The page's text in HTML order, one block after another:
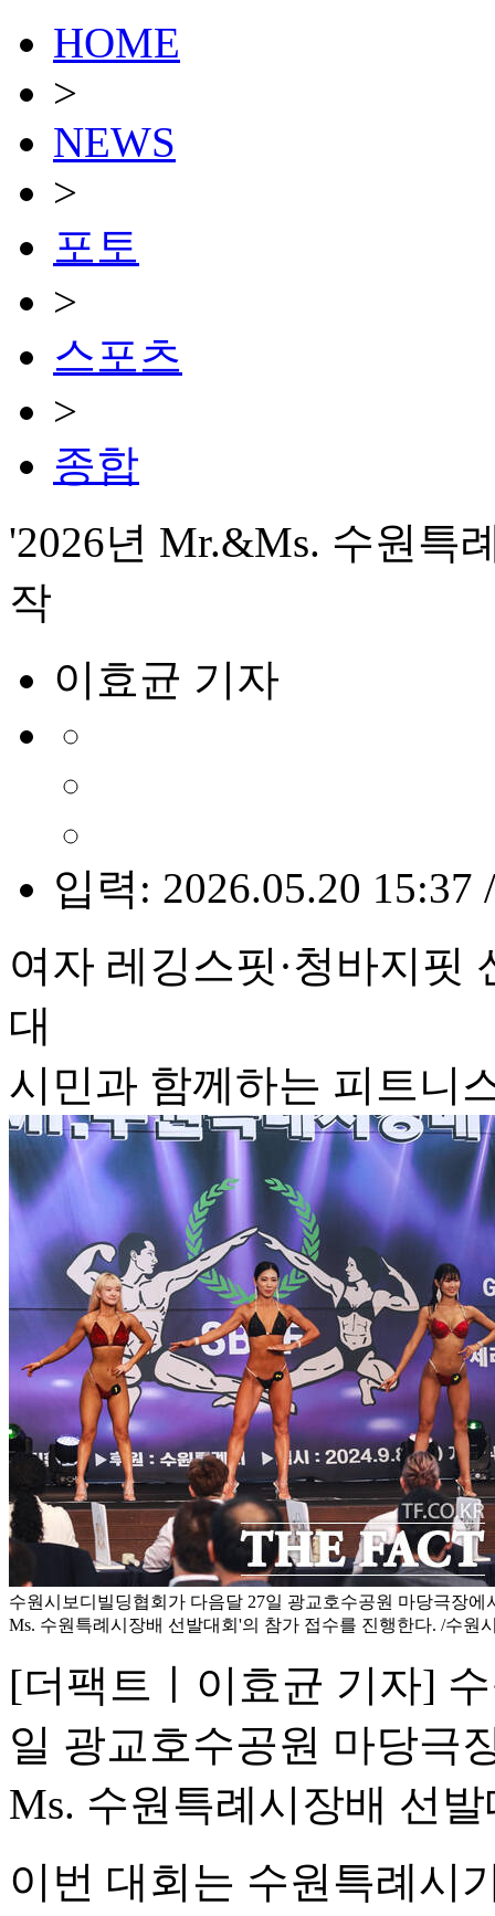
HOME
>
NEWS
>
포토
>
스포츠
>
종합
'2026년 Mr.&Ms. 수원특
작
이효균 기자
입력: 2026.05.20 15:37
여자 레깅스핏·청바지
대
시민과 함께하는 피트니
수원시보디빌딩협회가 다음달 27일 광교호수공원 마당극장에
Ms. 수원특례시장배 선발대회'의 참가 접수를 진행한다. /수원
[더팩트ㅣ이효균 기자]
일 광교호수공원 마당극
Ms. 수원특례시장배 선
이번 대회는 수원특례시